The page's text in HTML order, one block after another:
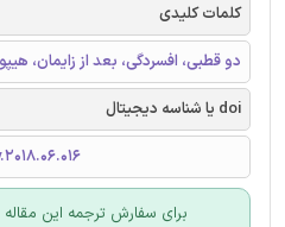
کلمات کلیدی
دو قطبی، افسردگی، بعد از زایمان،
doi یا شناسه دیجیتال
برای سفارش ترجمه این